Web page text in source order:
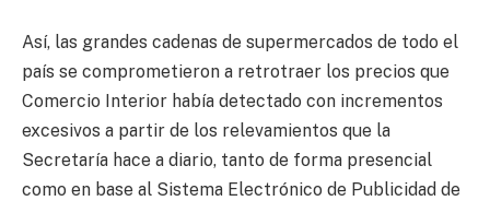
Así, las grandes cadenas de supermercados de todo el
país se comprometieron a retrotraer los precios que
Comercio Interior había detectado con incrementos
excesivos a partir de los relevamientos que la
Secretaría hace a diario, tanto de forma presencial
como en base al Sistema Electrónico de Publicidad de